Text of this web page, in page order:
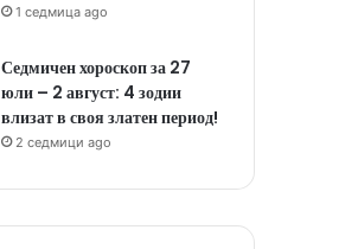
1 седмица ago
Седмичен хороскоп за 27
юли – 2 август: 4 зодии
влизат в своя златен период!
2 седмици ago